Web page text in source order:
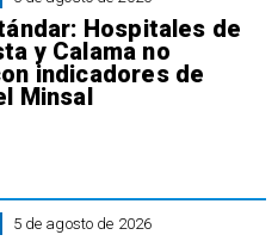
Hospitales de
y Calama no
indicadores de
Minsal
5 de agosto de 2026